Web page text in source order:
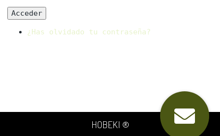
Acceder
¿Has olvidado tu contraseña?
HOBEKI ®